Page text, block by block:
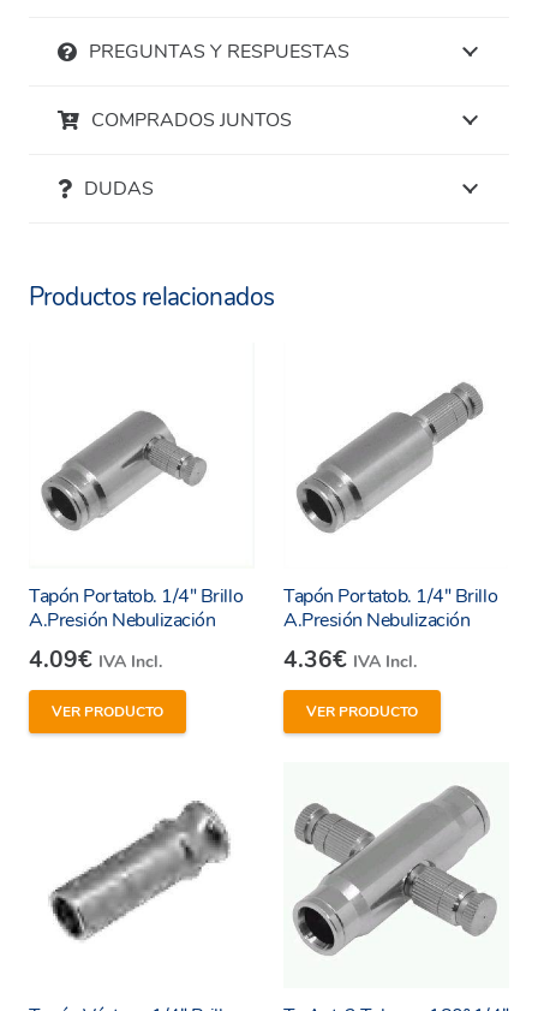
Si necesita otros artículos relacionados con la
gama completa en el siguiente enlace:
PREGUNTAS Y RESPUESTAS
COMPRADOS JUNTOS
DUDAS
Productos relacionados
Tapón Portatob. 1/4″ Brillo
A.Presión Nebulización
4.09€ IVA Incl.
VER PRODUCTO
Tapón Portatob. 1/4″ Brillo
A.Presión Nebulización
4.36€ IVA Incl.
VER PRODUCTO